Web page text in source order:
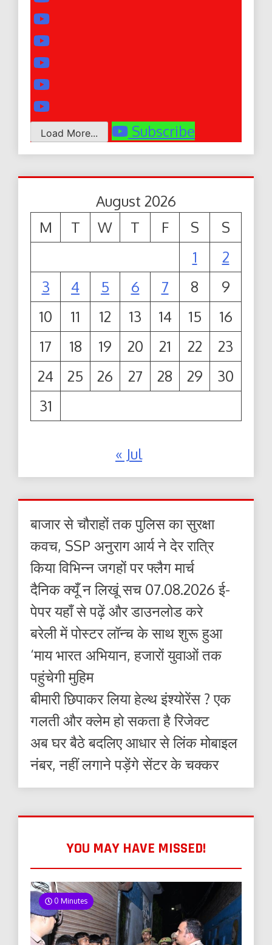
Load More... Subscribe
August 2026
M
T W T F S
S
1
2
3
4 5 6 7 8
9
10
11 12 13 14 15
16
17
18 19 20 21 22
23
24
25 26 27 28 29
30
31
« Jul
बाजार से चौराहों तक पुलिस का सुरक्षा
कवच, SSP अनुराग आर्य ने देर रात्रि
किया विभिन्न जगहों पर फ्लैग मार्च
दैनिक क्यूँ न लिखूं सच 07.08.2026 ई-
पेपर यहाँ से पढ़ें और डाउनलोड करे
बरेली में पोस्टर लॉन्च के साथ शुरू हुआ
‘माय भारत अभियान, हजारों युवाओं तक
पहुंचेगी मुहिम
बीमारी छिपाकर लिया हेल्थ इंश्योरेंस ? एक
गलती और क्लेम हो सकता है रिजेक्ट
अब घर बैठे बदलिए आधार से लिंक मोबाइल
नंबर, नहीं लगाने पड़ेंगे सेंटर के चक्कर
YOU MAY HAVE MISSED!
0 Minutes